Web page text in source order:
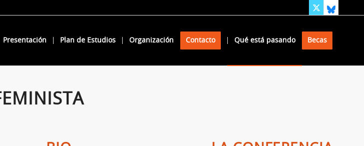
Presentación Plan de Estudios Organización Contacto Qué está pasando Becas